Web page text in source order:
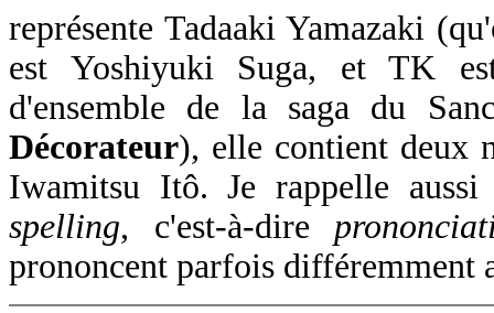
représente Tadaaki Yamazaki
est Yoshiyuki Suga, et TK
d'ensemble de la saga du
Décorateur), elle contient deux
Iwamitsu Itô. Je rappelle
spelling, c'est-à-dire
prononcent parfois différemment